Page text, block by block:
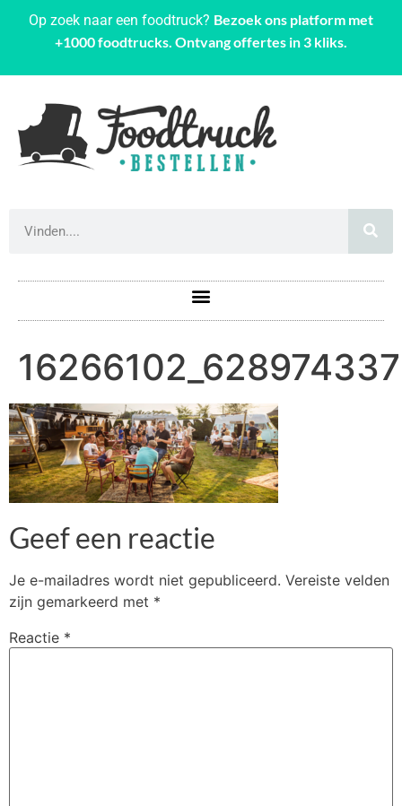
Op zoek naar een foodtruck? Bezoek ons platform met
+1000 foodtrucks. Ontvang offertes in 3 kliks.
Geef een reactie
Je e-mailadres wordt niet gepubliceerd. Vereiste velden
zijn gemarkeerd met *
Reactie *